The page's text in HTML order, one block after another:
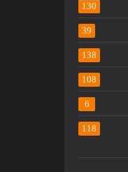
130
39
138
108
6
118